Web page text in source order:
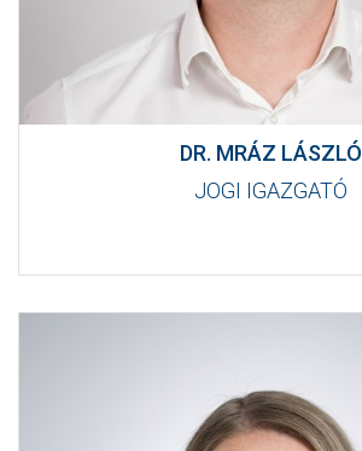
DR. MRÁZ LÁSZLÓ
JOGI IGAZGATÓ